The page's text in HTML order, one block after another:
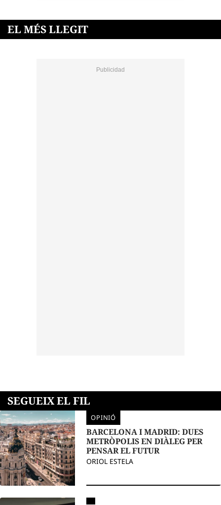
EL MÉS LLEGIT
SEGUEIX EL FIL
OPINIÓ
BARCELONA I MADRID: DUES
METRÒPOLIS EN DIÀLEG PER
PENSAR EL FUTUR
ORIOL ESTELA